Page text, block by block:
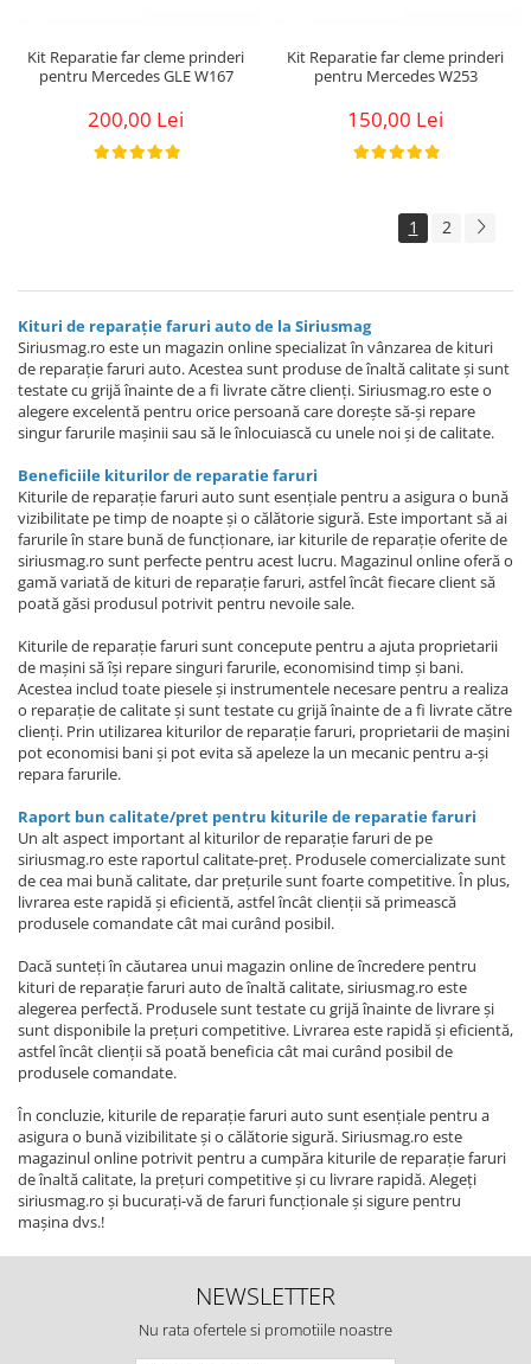
Kit Reparatie far cleme prinderi
pentru Mercedes GLE W167
200,00 Lei
Kit Reparatie far cleme prinderi
pentru Mercedes W253
150,00 Lei
1 2
Kituri de reparație faruri auto de la Siriusmag
Siriusmag.ro este un magazin online specializat în vânzarea de kituri
de reparație faruri auto. Acestea sunt produse de înaltă calitate și sunt
testate cu grijă înainte de a fi livrate către clienți. Siriusmag.ro este o
alegere excelentă pentru orice persoană care dorește să-și repare
singur farurile mașinii sau să le înlocuiască cu unele noi și de calitate.
Beneficiile kiturilor de reparatie faruri
Kiturile de reparație faruri auto sunt esențiale pentru a asigura o bună
vizibilitate pe timp de noapte și o călătorie sigură. Este important să ai
farurile în stare bună de funcționare, iar kiturile de reparație oferite de
siriusmag.ro sunt perfecte pentru acest lucru. Magazinul online oferă o
gamă variată de kituri de reparație faruri, astfel încât fiecare client să
poată găsi produsul potrivit pentru nevoile sale.
Kiturile de reparație faruri sunt concepute pentru a ajuta proprietarii
de mașini să își repare singuri farurile, economisind timp și bani.
Acestea includ toate piesele și instrumentele necesare pentru a realiza
o reparație de calitate și sunt testate cu grijă înainte de a fi livrate către
clienți. Prin utilizarea kiturilor de reparație faruri, proprietarii de mașini
pot economisi bani și pot evita să apeleze la un mecanic pentru a-și
repara farurile.
Raport bun calitate/pret pentru kiturile de reparatie faruri
Un alt aspect important al kiturilor de reparație faruri de pe
siriusmag.ro este raportul calitate-preț. Produsele comercializate sunt
de cea mai bună calitate, dar prețurile sunt foarte competitive. În plus,
livrarea este rapidă și eficientă, astfel încât clienții să primească
produsele comandate cât mai curând posibil.
Dacă sunteți în căutarea unui magazin online de încredere pentru
kituri de reparație faruri auto de înaltă calitate, siriusmag.ro este
alegerea perfectă. Produsele sunt testate cu grijă înainte de livrare și
sunt disponibile la prețuri competitive. Livrarea este rapidă și eficientă,
astfel încât clienții să poată beneficia cât mai curând posibil de
produsele comandate.
În concluzie, kiturile de reparație faruri auto sunt esențiale pentru a
asigura o bună vizibilitate și o călătorie sigură. Siriusmag.ro este
magazinul online potrivit pentru a cumpăra kiturile de reparație faruri
de înaltă calitate, la prețuri competitive și cu livrare rapidă. Alegeți
siriusmag.ro și bucurați-vă de faruri funcționale și sigure pentru
mașina dvs.!
NEWSLETTER
Nu rata ofertele si promotiile noastre